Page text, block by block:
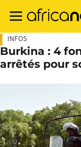
contenu
INFOS
Burkina : 4
arrêtés pour